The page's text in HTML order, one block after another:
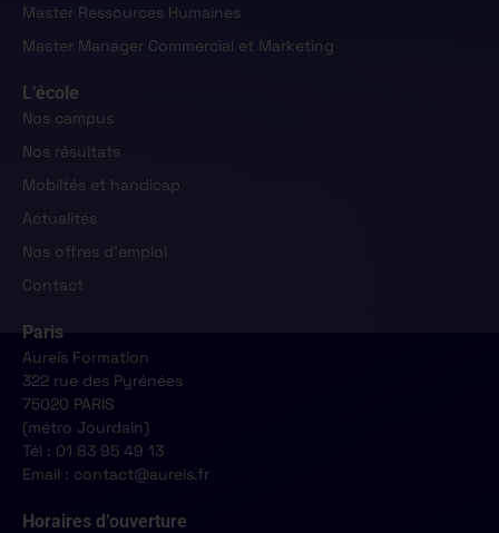
Master Ressources Humaines
Master Manager Commercial et Marketing
L’école
Nos campus
Nos résultats
Mobiltés et handicap
Actualités
Nos offres d'emploi
Contact
Paris
Aureïs Formation
322 rue des Pyrénées
75020 PARIS
(métro Jourdain)
Tél : 01 83 95 49 13
Email : contact@aureis.fr
Horaires d’ouverture